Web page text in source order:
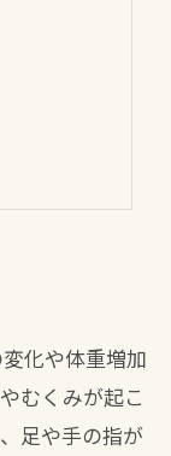
よる施術
化や体重増加
むくみが起こ
足や手の指が